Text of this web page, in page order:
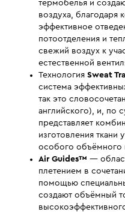
термобелья и
воздуха, благодаря
эффективное
потоотделения и
свежий воздух к
естественной
Технология Sweat
система
так это
английского), и, по
представляет
изготовления ткани
особого объёмного
Air Guides™ —
плетением в
помощью
создают объёмный